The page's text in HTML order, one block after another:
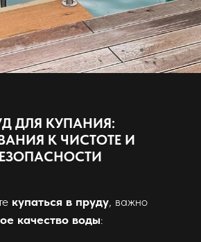
ДЛЯ КУПАНИЯ:
К ЧИСТОТЕ И
купаться в пруду , важно
качество воды: